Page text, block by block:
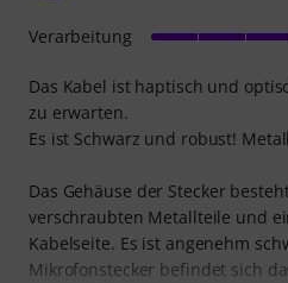
Das Kabel ist haptisch und
zu erwarten.
Es ist Schwarz und robust!
Das Gehäuse der Stecker
verschraubten Metallteile und
Kabelseite. Es ist angenehm
Mikrofonstecker befindet sich
Verarbeitung